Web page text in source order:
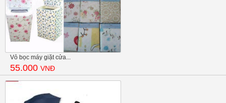
Vỏ bọc máy giặt cửa...
55.000 VNĐ